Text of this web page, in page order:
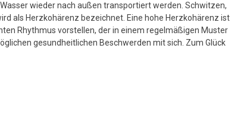
wieder nach außen transportiert werden. Schwitzen,
als Herzkohärenz bezeichnet. Eine hohe Herzkohärenz ist
Rhythmus vorstellen, der in einem regelmäßigen Muster
gesundheitlichen Beschwerden mit sich. Zum Glück